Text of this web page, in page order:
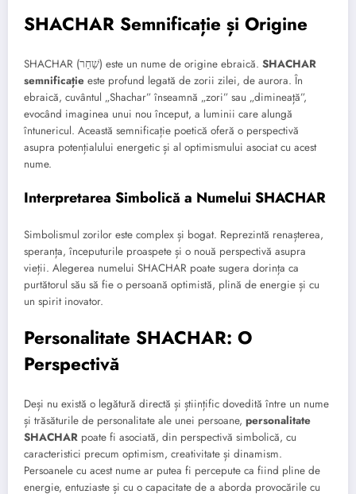
SHACHAR Semnificație și Origine
SHACHAR (שַׁחַר) este un nume de origine ebraică. SHACHAR
semnificație este profund legată de zorii zilei, de aurora. În
ebraică, cuvântul „Shachar” înseamnă „zori” sau „dimineață”,
evocând imaginea unui nou început, a luminii care alungă
întunericul. Această semnificație poetică oferă o perspectivă
asupra potențialului energetic și al optimismului asociat cu acest
nume.
Interpretarea Simbolică a Numelui SHACHAR
Simbolismul zorilor este complex și bogat. Reprezintă renașterea,
speranța, începuturile proaspete și o nouă perspectivă asupra
vieții. Alegerea numelui SHACHAR poate sugera dorința ca
purtătorul său să fie o persoană optimistă, plină de energie și cu
un spirit inovator.
Personalitate SHACHAR: O
Perspectivă
Deși nu există o legătură directă și științific dovedită între un nume
și trăsăturile de personalitate ale unei persoane, personalitate
SHACHAR poate fi asociată, din perspectivă simbolică, cu
caracteristici precum optimism, creativitate și dinamism.
Persoanele cu acest nume ar putea fi percepute ca fiind pline de
energie, entuziaste și cu o capacitate de a aborda provocările cu